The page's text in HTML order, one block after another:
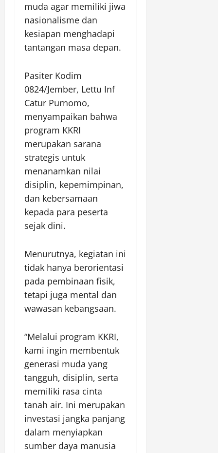
muda agar memiliki jiwa
nasionalisme dan
kesiapan menghadapi
tantangan masa depan.
Pasiter Kodim
0824/Jember, Lettu Inf
Catur Purnomo,
menyampaikan bahwa
program KKRI
merupakan sarana
strategis untuk
menanamkan nilai
disiplin, kepemimpinan,
dan kebersamaan
kepada para peserta
sejak dini.
Menurutnya, kegiatan ini
tidak hanya berorientasi
pada pembinaan fisik,
tetapi juga mental dan
wawasan kebangsaan.
“Melalui program KKRI,
kami ingin membentuk
generasi muda yang
tangguh, disiplin, serta
memiliki rasa cinta
tanah air. Ini merupakan
investasi jangka panjang
dalam menyiapkan
sumber daya manusia